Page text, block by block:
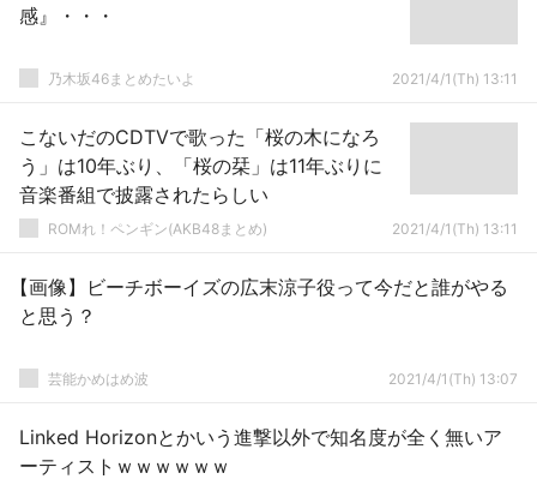
感』・・・
乃木坂46まとめたいよ 2021/4/1(Th) 13:11
こないだのCDTVで歌った「桜の木になろ
う」は10年ぶり、「桜の栞」は11年ぶりに
音楽番組で披露されたらしい
ROMれ！ペンギン(AKB48まとめ) 2021/4/1(Th) 13:11
【画像】ビーチボーイズの広末涼子役って今だと誰がやる
と思う？
芸能かめはめ波 2021/4/1(Th) 13:07
Linked Horizonとかいう進撃以外で知名度が全く無いア
ーティストｗｗｗｗｗｗ